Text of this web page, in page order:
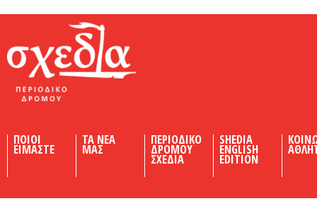
ΠΟΙΟΙ
ΕΙΜΑΣΤΕ
ΤΑ ΝΕΑ
ΜΑΣ
ΠΕΡΙΟΔΙΚΟ
ΔΡΟΜΟΥ
ΣΧΕΔΙΑ
SHEDIA
ENGLISH
EDITION